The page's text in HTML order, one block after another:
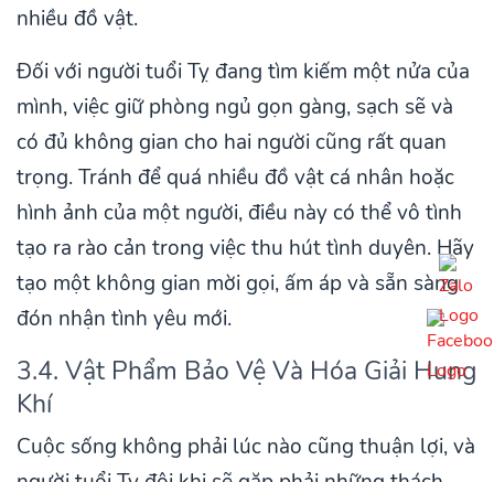
nhiều đồ vật.
Đối với người tuổi Tỵ đang tìm kiếm một nửa của
mình, việc giữ phòng ngủ gọn gàng, sạch sẽ và
có đủ không gian cho hai người cũng rất quan
trọng. Tránh để quá nhiều đồ vật cá nhân hoặc
hình ảnh của một người, điều này có thể vô tình
tạo ra rào cản trong việc thu hút tình duyên. Hãy
tạo một không gian mời gọi, ấm áp và sẵn sàng
đón nhận tình yêu mới.
3.4. Vật Phẩm Bảo Vệ Và Hóa Giải Hung
Khí
Cuộc sống không phải lúc nào cũng thuận lợi, và